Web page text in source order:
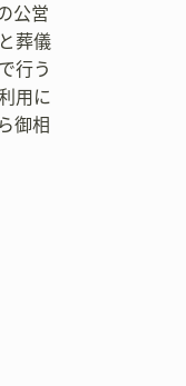
公営
葬儀
行う
用に
御相